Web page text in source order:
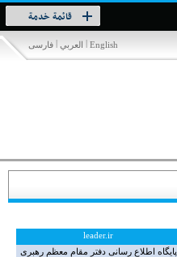
قائمة خدمة
Toggle
navigation
فارسی | العربي | English
leader.ir
پایگاه اطلاع رسانی دفتر مقام معظم رهبری